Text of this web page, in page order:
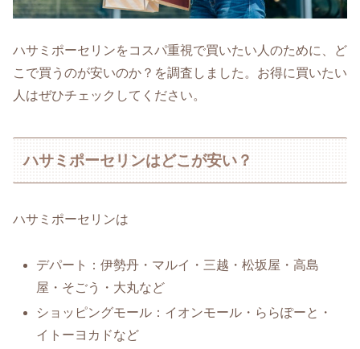
ハサミポーセリンをコスパ重視で買いたい人のために、ど
こで買うのが安いのか？を調査しました。お得に買いたい
人はぜひチェックしてください。
ハサミポーセリンはどこが安い？
ハサミポーセリンは
デパート：伊勢丹・マルイ・三越・松坂屋・高島
屋・そごう・大丸など
ショッピングモール：イオンモール・ららぽーと・
イトーヨカドなど